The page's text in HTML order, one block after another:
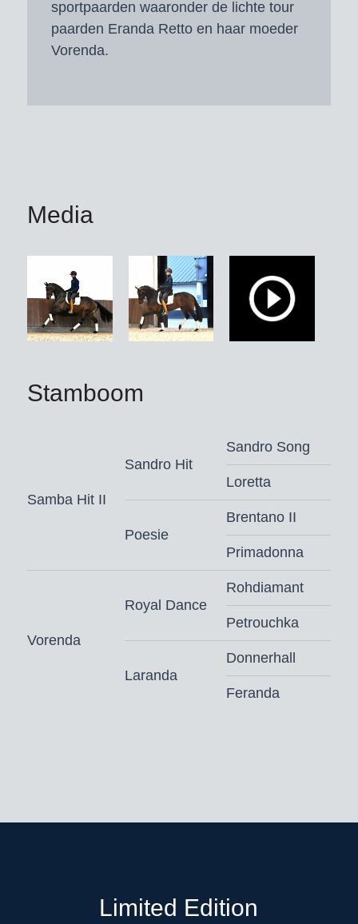
sportpaarden waaronder de lichte tour
paarden Eranda Retto en haar moeder
Vorenda.
Media
Stamboom
Samba Hit II
Sandro Hit
Sandro Song
Loretta
Poesie
Brentano II
Primadonna
Vorenda
Royal Dance
Rohdiamant
Petrouchka
Laranda
Donnerhall
Feranda
Limited Edition